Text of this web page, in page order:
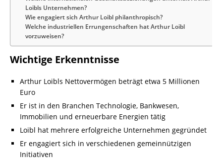
Loibls Unternehmen?
Wie engagiert sich Arthur Loibl philanthropisch?
Welche industriellen Errungenschaften hat Arthur Loibl
vorzuweisen?
Wichtige Erkenntnisse
Arthur Loibls Nettovermögen beträgt etwa 5 Millionen
Euro
Er ist in den Branchen Technologie, Bankwesen,
Immobilien und erneuerbare Energien tätig
Loibl hat mehrere erfolgreiche Unternehmen gegründet
Er engagiert sich in verschiedenen gemeinnützigen
Initiativen